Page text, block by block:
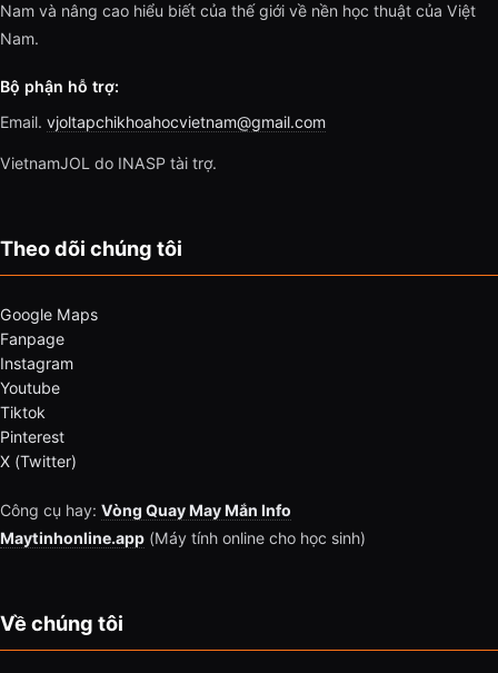
Nam và nâng cao hiểu biết của thế giới về nền học thuật của Việt
Nam.
Bộ phận hỗ trợ:
Email. vjoltapchikhoahocvietnam@gmail.com
VietnamJOL do INASP tài trợ.
Theo dõi chúng tôi
Google Maps
Fanpage
Instagram
Youtube
Tiktok
Pinterest
X (Twitter)
Công cụ hay: Vòng Quay May Mắn Info
Maytinhonline.app (Máy tính online cho học sinh)
Về chúng tôi